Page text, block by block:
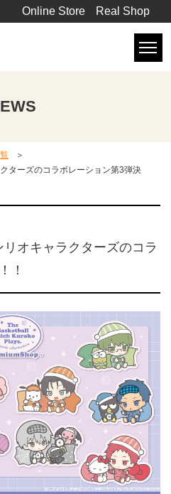
Online Store Real Shop
ターズのコラボレーション第3弾決
リオキャラクターズのコラ
！